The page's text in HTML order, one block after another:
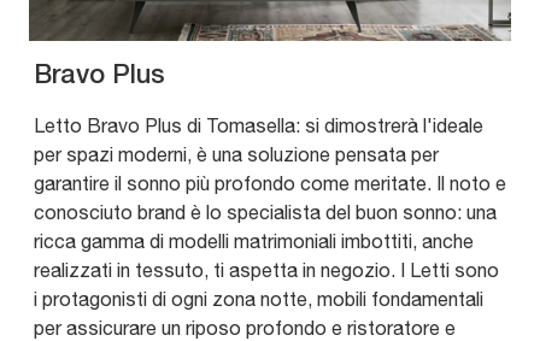
Bravo Plus
Letto Bravo Plus di Tomasella: si dimostrerà l'ideale
per spazi moderni, è una soluzione pensata per
garantire il sonno più profondo come meritate. Il noto e
conosciuto brand è lo specialista del buon sonno: una
ricca gamma di modelli matrimoniali imbottiti, anche
realizzati in tessuto, ti aspetta in negozio. I Letti sono
i protagonisti di ogni zona notte, mobili fondamentali
per assicurare un riposo profondo e ristoratore e